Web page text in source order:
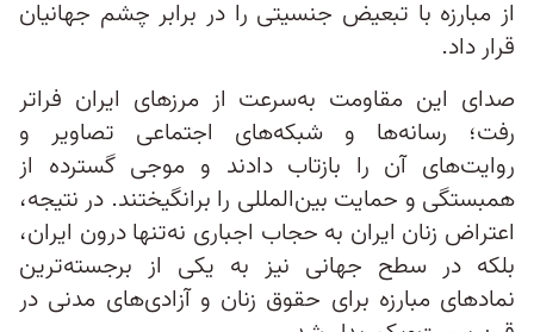
از مبارزه با تبعیض جنسیتی را در برابر چشم جهانیان
قرار داد.
صدای این مقاومت به‌سرعت از مرزهای ایران فراتر
رفت؛ رسانه‌ها و شبکه‌های اجتماعی تصاویر و
روایت‌های آن را بازتاب دادند و موجی گسترده از
همبستگی و حمایت بین‌المللی را برانگیختند. در نتیجه،
اعتراض زنان ایران به حجاب اجباری نه‌تنها درون ایران،
بلکه در سطح جهانی نیز به یکی از برجسته‌ترین
نمادهای مبارزه برای حقوق زنان و آزادی‌های مدنی در